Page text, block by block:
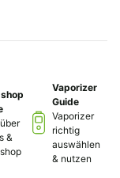
&
Vaporizer
Guide
Vaporizer
richtig
auswählen
& nutzen